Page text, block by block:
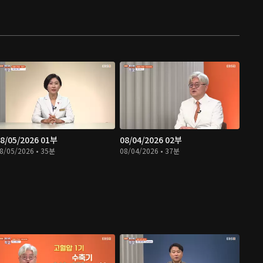
05/2026 01부
05/2026 • 35분
08/04/2026 02부
08/04/2026 • 37분